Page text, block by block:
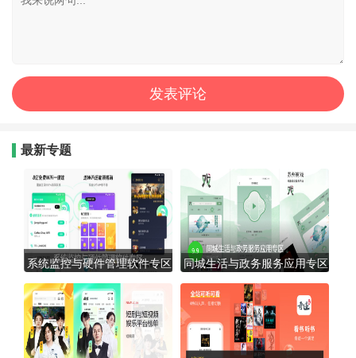
最新专题
系统监控与硬件管理软件专区 同城生活与政务服务应用专区